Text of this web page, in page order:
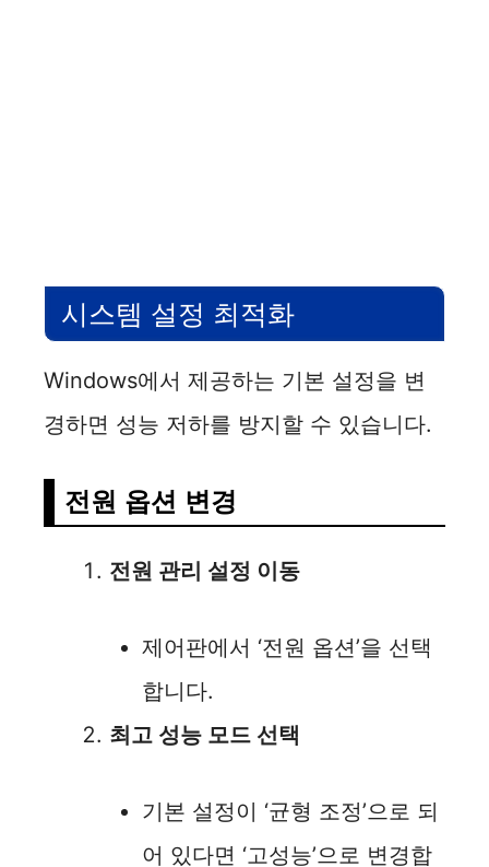
시스템 설정 최적화
Windows에서 제공하는 기본 설정을 변
경하면 성능 저하를 방지할 수 있습니다.
전원 옵션 변경
전원 관리 설정 이동
제어판에서 ‘전원 옵션’을 선택
합니다.
최고 성능 모드 선택
기본 설정이 ‘균형 조정’으로 되
어 있다면 ‘고성능’으로 변경합